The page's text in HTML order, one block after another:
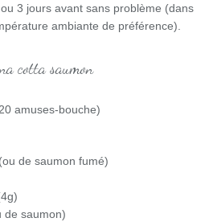
3 jours avant sans problème (dans
ambiante de préférence).
amuses-bouche)
de saumon fumé)
saumon)